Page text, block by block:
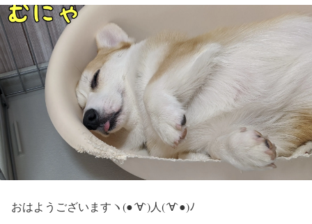
おはようございますヽ(●´∀`)人(´∀`●)ﾉ